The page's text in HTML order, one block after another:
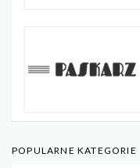
POPULARNE KATEGORIE